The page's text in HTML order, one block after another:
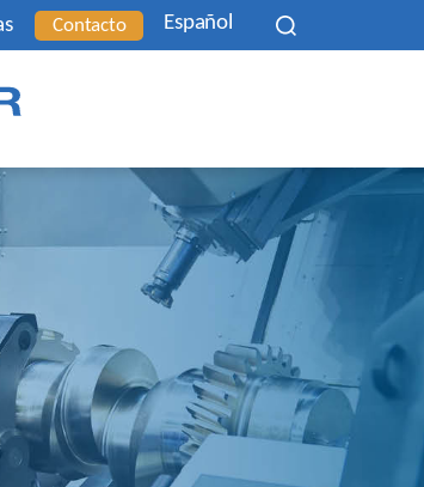
Contacto Español